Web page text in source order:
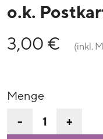
o.k.
3,00 €
(inkl.
Menge
- +